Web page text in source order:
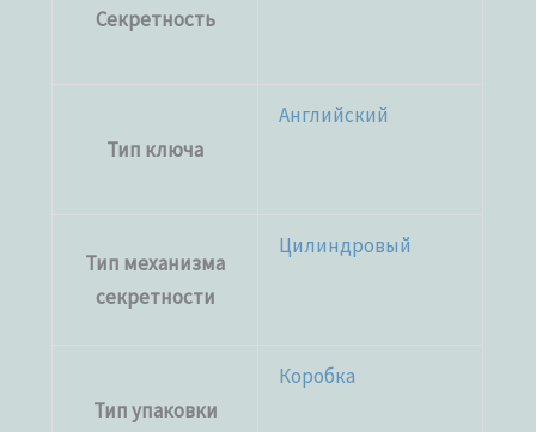
Секретность
Тип ключа
Английский
Тип механизма
секретности
Цилиндровый
Тип упаковки
Коробка